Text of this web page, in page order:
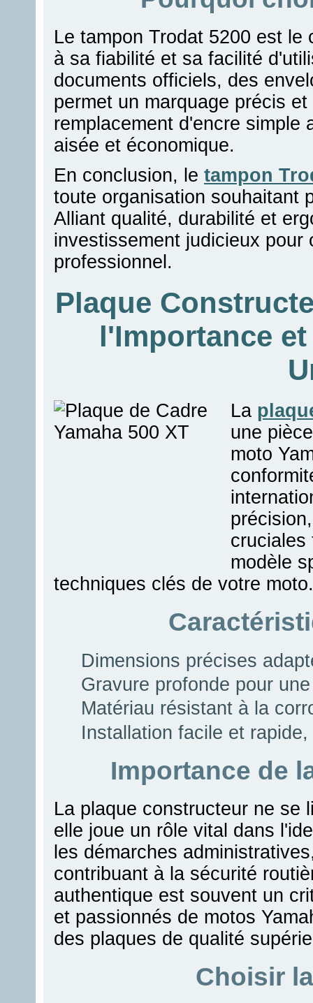
Le tampon Trodat 5200 est
à sa fiabilité et sa facilité
documents officiels, des
permet un marquage précis
remplacement d'encre simple
aisée et économique.
En conclusion, le tampon
toute organisation souhaitant
Alliant qualité, durabilité et
investissement judicieux pour
professionnel.
Plaque
l'Importance
La
une
moto
cruciales
modèle
techniques clés de votre moto.
Dimensions précises
Gravure profonde pour
Matériau résistant à la
Installation facile et
Importance de
La plaque constructeur ne se
elle joue un rôle vital dans
les démarches
contribuant à la sécurité
authentique est souvent un
et passionnés de motos
des plaques de qualité
Choisir